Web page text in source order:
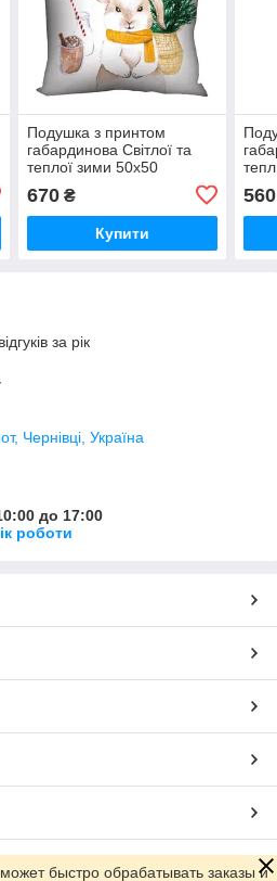
Подушка з принтом
габардинова Світлої та
теплої зими 50x50
670₴
Купити
560
за рік
Чернівці, Україна
до 17:00
роботи
Prom.ua
быстро обрабатывать заказы и